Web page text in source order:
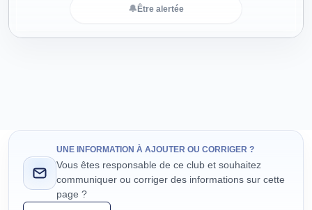
🔔 Être alertée
UNE INFORMATION À AJOUTER OU CORRIGER ?
Vous êtes responsable de ce club et souhaitez
communiquer ou corriger des informations sur cette
page ?